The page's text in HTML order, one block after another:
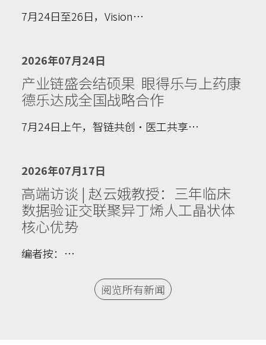
7月24日至26日，Vision…
2026年07月24日
产业链盛会结硕果 眼得乐与上药康
德乐达成全国战略合作
7月24日上午，智链共创·医工共享…
2026年07月17日
高端访谈 | 赵云娥教授：三年临床
数据验证交联聚异丁烯人工晶状体
核心优势
编者按：…
阅览所有新闻